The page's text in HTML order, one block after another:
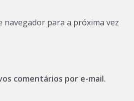
navegador para a próxima vez
comentários por e-mail.